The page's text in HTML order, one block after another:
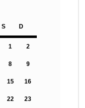
S D
1 2
8 9
15 16
22 23